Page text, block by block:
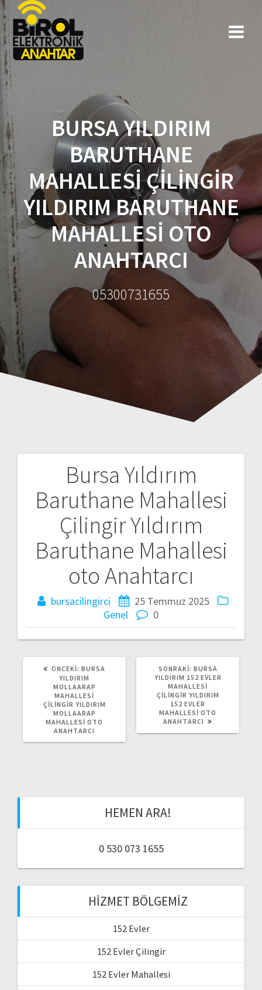
BURSA YILDIRIM
BARUTHANE
MAHALLESI ÇILINGIR
YILDIRIM BARUTHANE
MAHALLESI OTO
ANAHTARCI
05300731655
Bursa Yıldırım
Baruthane Mahallesi
Çilingir Yıldırım
Baruthane Mahallesi
oto Anahtarcı
bursacilingirci
25 Temmuz 2025
Genel
0
l
a
m
ÖNCEKI: Ö
N
C
E
K
I
Y
A
BURSA
YILDIRIM
MOLLAARAP
MAHALLESI
ÇILINGIR YILDIRIM
MOLLAARAP
MAHALLESI OTO
ANAHTARCI
SONRAKI: S
O
N
R
A
K
I
BURSA
YILDIRIM 152 EVLER
MAHALLESI
ÇILINGIR YILDIRIM
152 EVLER
MAHALLESI OTO
ANAHTARCI
HEMEN ARA!
0 530 073 1655
HIZMET BÖLGEMIZ
152 Evler
152 Evler Çilingir
152 Evler Mahallesi